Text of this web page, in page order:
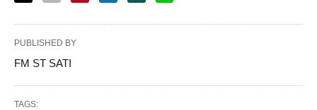
PUBLISHED BY
FM ST SATI
TAGS: